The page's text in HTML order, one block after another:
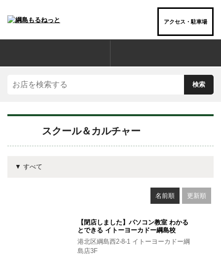
アクセス・駐車場
スクール＆カルチャー
▼ すべて
名前順 更新順
【閉店しました】パソコン教室 わかる
とできる イトーヨーカドー綱島校
港北区綱島西2-8-1 イトーヨーカドー綱
島店3F